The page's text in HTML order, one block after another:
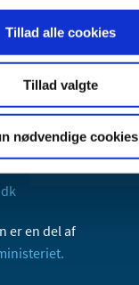
Tillad alle cookies
Tillad valgte
nødvendige cookies
er en del af